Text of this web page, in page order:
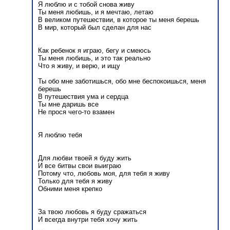
Я люблю и с тобой снова живу
Ты меня любишь, и я мечтаю, летаю
В великом путешествии, в которое ты меня берешь
В мир, который был сделан для нас
Как ребенок я играю, бегу и смеюсь
Ты меня любишь, и это так реально
Что я живу, и верю, и ищу
Ты обо мне заботишься, обо мне беспокоишься, меня
берешь
В путешествия ума и сердца
Ты мне даришь все
Не прося чего-то взамен
Я люблю тебя
Для любви твоей я буду жить
И все битвы свои выиграю
Потому что, любовь моя, для тебя я живу
Только для тебя я живу
Обними меня крепко
За твою любовь я буду сражаться
И всегда внутри тебя хочу жить